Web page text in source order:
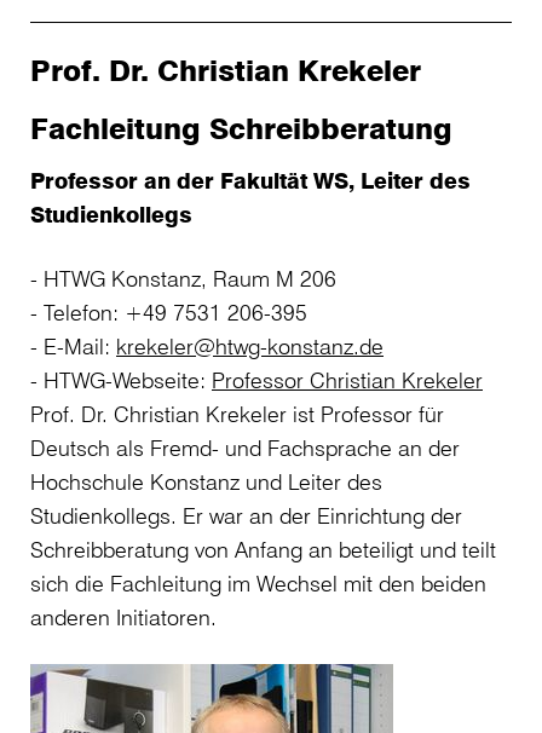
Prof. Dr. Christian Krekeler
Fachleitung Schreibberatung
Professor an der Fakultät WS, Leiter des
Studienkollegs
HTWG Konstanz, Raum M 206
Telefon: +49 7531 206-395
E-Mail: krekeler@htwg-konstanz.de
HTWG-Webseite: Professor Christian Krekeler
Prof. Dr. Christian Krekeler ist Professor für
Deutsch als Fremd- und Fachsprache an der
Hochschule Konstanz und Leiter des
Studienkollegs. Er war an der Einrichtung der
Schreibberatung von Anfang an beteiligt und teilt
sich die Fachleitung im Wechsel mit den beiden
anderen Initiatoren.